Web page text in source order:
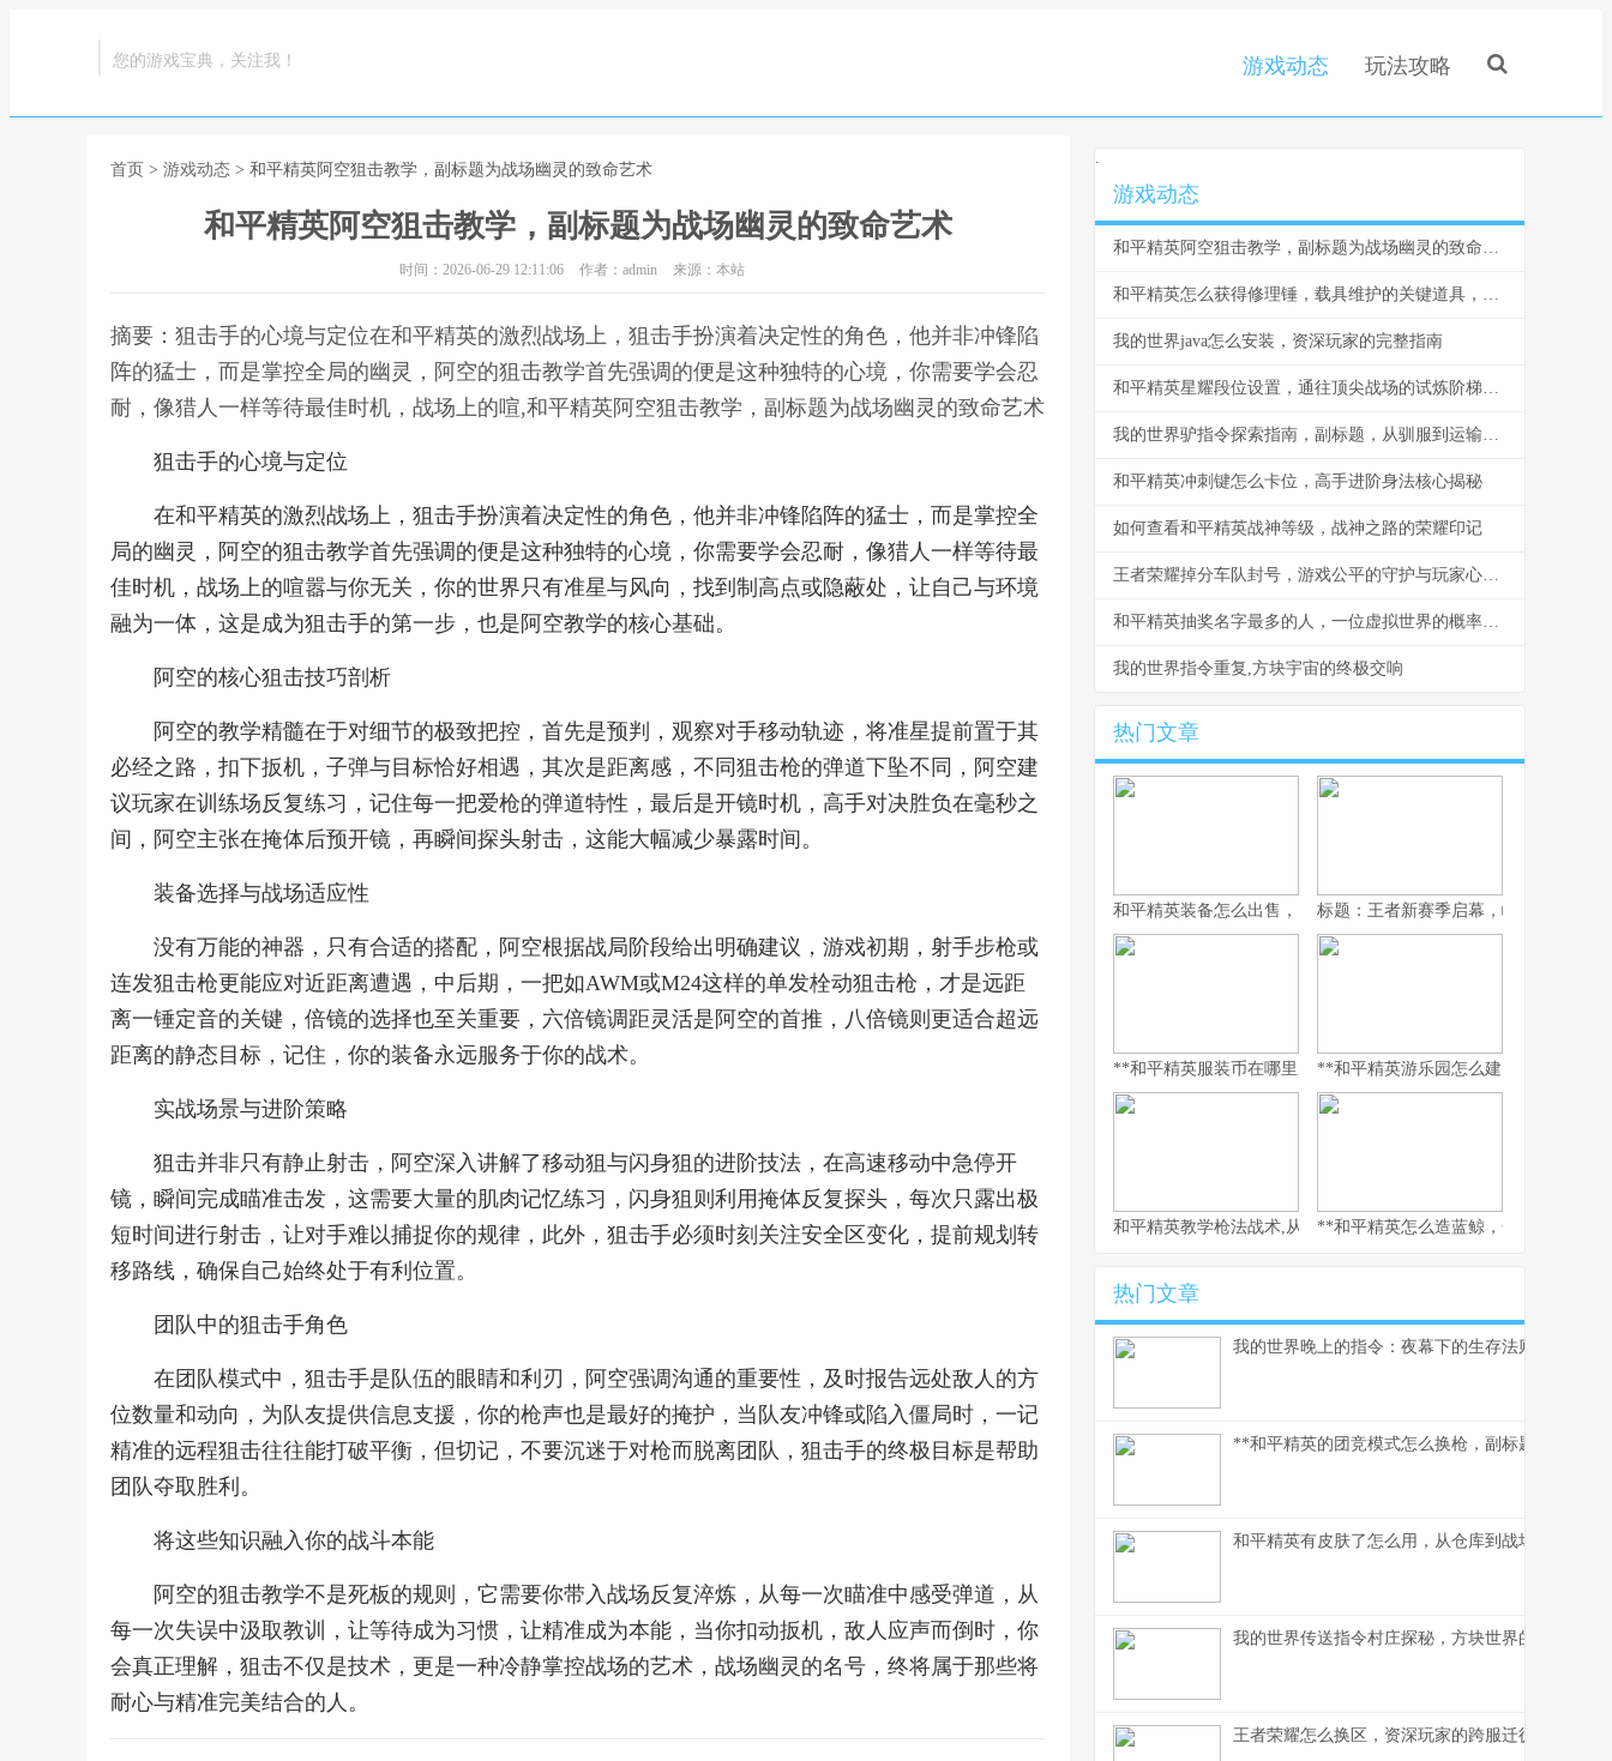
您的游戏宝典，关注我！ 游戏动态 玩法攻略
首页 > 游戏动态 > 和平精英阿空狙击教学，副标题为战场幽灵的致命艺术
和平精英阿空狙击教学，副标题为战场幽灵的致命艺术
时间：2026-06-29 12:11:06 作者：admin 来源：本站
摘要：狙击手的心境与定位在和平精英的激烈战场上，狙击手扮演着决定性的角色，他并非冲锋陷
阵的猛士，而是掌控全局的幽灵，阿空的狙击教学首先强调的便是这种独特的心境，你需要学会忍
耐，像猎人一样等待最佳时机，战场上的喧,和平精英阿空狙击教学，副标题为战场幽灵的致命艺术
狙击手的心境与定位
在和平精英的激烈战场上，狙击手扮演着决定性的角色，他并非冲锋陷阵的猛士，而是掌控全
局的幽灵，阿空的狙击教学首先强调的便是这种独特的心境，你需要学会忍耐，像猎人一样等待最
佳时机，战场上的喧嚣与你无关，你的世界只有准星与风向，找到制高点或隐蔽处，让自己与环境
融为一体，这是成为狙击手的第一步，也是阿空教学的核心基础。
阿空的核心狙击技巧剖析
阿空的教学精髓在于对细节的极致把控，首先是预判，观察对手移动轨迹，将准星提前置于其
必经之路，扣下扳机，子弹与目标恰好相遇，其次是距离感，不同狙击枪的弹道下坠不同，阿空建
议玩家在训练场反复练习，记住每一把爱枪的弹道特性，最后是开镜时机，高手对决胜负在毫秒之
间，阿空主张在掩体后预开镜，再瞬间探头射击，这能大幅减少暴露时间。
装备选择与战场适应性
没有万能的神器，只有合适的搭配，阿空根据战局阶段给出明确建议，游戏初期，射手步枪或
连发狙击枪更能应对近距离遭遇，中后期，一把如AWM或M24这样的单发栓动狙击枪，才是远距
离一锤定音的关键，倍镜的选择也至关重要，六倍镜调距灵活是阿空的首推，八倍镜则更适合超远
距离的静态目标，记住，你的装备永远服务于你的战术。
实战场景与进阶策略
狙击并非只有静止射击，阿空深入讲解了移动狙与闪身狙的进阶技法，在高速移动中急停开
镜，瞬间完成瞄准击发，这需要大量的肌肉记忆练习，闪身狙则利用掩体反复探头，每次只露出极
短时间进行射击，让对手难以捕捉你的规律，此外，狙击手必须时刻关注安全区变化，提前规划转
移路线，确保自己始终处于有利位置。
团队中的狙击手角色
在团队模式中，狙击手是队伍的眼睛和利刃，阿空强调沟通的重要性，及时报告远处敌人的方
位数量和动向，为队友提供信息支援，你的枪声也是最好的掩护，当队友冲锋或陷入僵局时，一记
精准的远程狙击往往能打破平衡，但切记，不要沉迷于对枪而脱离团队，狙击手的终极目标是帮助
团队夺取胜利。
将这些知识融入你的战斗本能
阿空的狙击教学不是死板的规则，它需要你带入战场反复淬炼，从每一次瞄准中感受弹道，从
每一次失误中汲取教训，让等待成为习惯，让精准成为本能，当你扣动扳机，敌人应声而倒时，你
会真正理解，狙击不仅是技术，更是一种冷静掌控战场的艺术，战场幽灵的名号，终将属于那些将
耐心与精准完美结合的人。
.
游戏动态
和平精英阿空狙击教学，副标题为战场幽灵的致命艺术
和平精英怎么获得修理锤，载具维护的关键道具，副标题，修理锤获取与使用全解析
我的世界java怎么安装，资深玩家的完整指南
和平精英星耀段位设置，通往顶尖战场的试炼阶梯副标题
我的世界驴指令探索指南，副标题，从驯服到运输的完整攻略
和平精英冲刺键怎么卡位，高手进阶身法核心揭秘
如何查看和平精英战神等级，战神之路的荣耀印记
王者荣耀掉分车队封号，游戏公平的守护与玩家心态的博弈，副标题，一场关于规则与欲望的虚拟战争
和平精英抽奖名字最多的人，一位虚拟世界的概率征服者
我的世界指令重复,方块宇宙的终极交响
热门文章
和平精英装备怎么出售，资深玩家的交易谋略副标题，虚拟战场的
标题：王者新赛季启幕，峡谷变革与玩
**和平精英服装币在哪里用，老兵的时尚购物指南，副标题，揭秘
**和平精英游乐园怎么建：从虚拟战场
和平精英教学枪法战术,从新手到战神的心路历程
**和平精英怎么造蓝鲸，一场虚拟海洋
热门文章
我的世界晚上的指令：夜幕下的生存法则
**和平精英的团竞模式怎么换枪，副标题为短兵相
和平精英有皮肤了怎么用，从仓库到战场的战术美
我的世界传送指令村庄探秘，方块世界的瞬间移
王者荣耀怎么换区，资深玩家的跨服迁徙指南，副